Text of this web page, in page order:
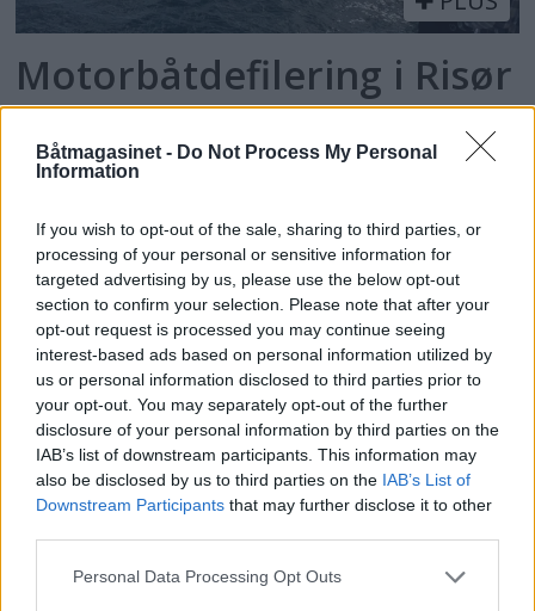
Båtmagasinet - Do Not Process My Personal
Information
If you wish to opt-out of the sale, sharing to third parties, or
processing of your personal or sensitive information for
targeted advertising by us, please use the below opt-out
section to confirm your selection. Please note that after your
opt-out request is processed you may continue seeing
interest-based ads based on personal information utilized by
us or personal information disclosed to third parties prior to
your opt-out. You may separately opt-out of the further
disclosure of your personal information by third parties on the
IAB’s list of downstream participants. This information may
also be disclosed by us to third parties on the IAB’s List of
Downstream Participants that may further disclose it to other
Personal Data Processing Opt Outs
Motorbåtdefilering i Risør
PLUS
Satser på Sting, øker
salget